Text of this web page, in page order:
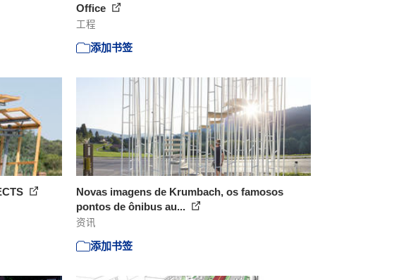
Office
工程
添加书签
Novas imagens de Krumbach, os famosos
pontos de ônibus au...
资讯
添加书签